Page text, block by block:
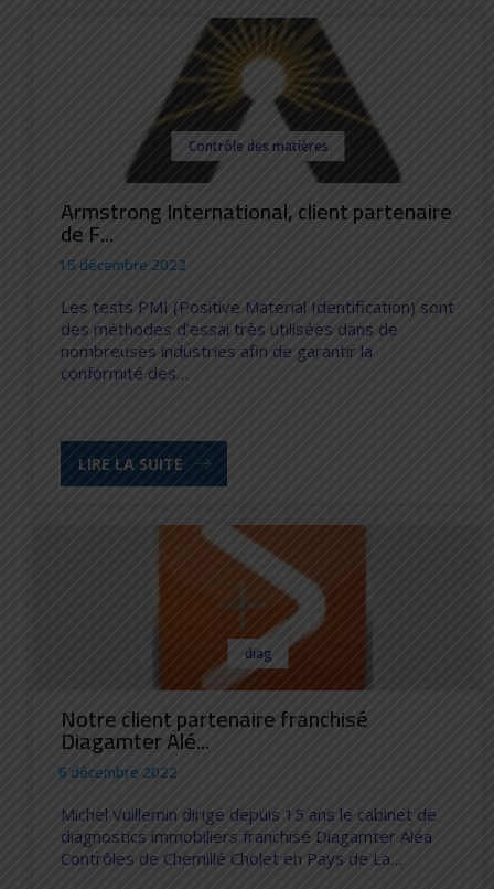
Contrôle des matières
Armstrong International, client partenaire
de F...
15 décembre 2022
Les tests PMI (Positive Material Identification) sont
des méthodes d’essai très utilisées dans de
nombreuses industries afin de garantir la
conformité des…
LIRE LA SUITE
diag
Notre client partenaire franchisé
Diagamter Alé...
6 décembre 2022
Michel Vuillemin dirige depuis 15 ans le cabinet de
diagnostics immobiliers franchisé Diagamter Aléa
Contrôles de Chemillé Cholet en Pays de La…